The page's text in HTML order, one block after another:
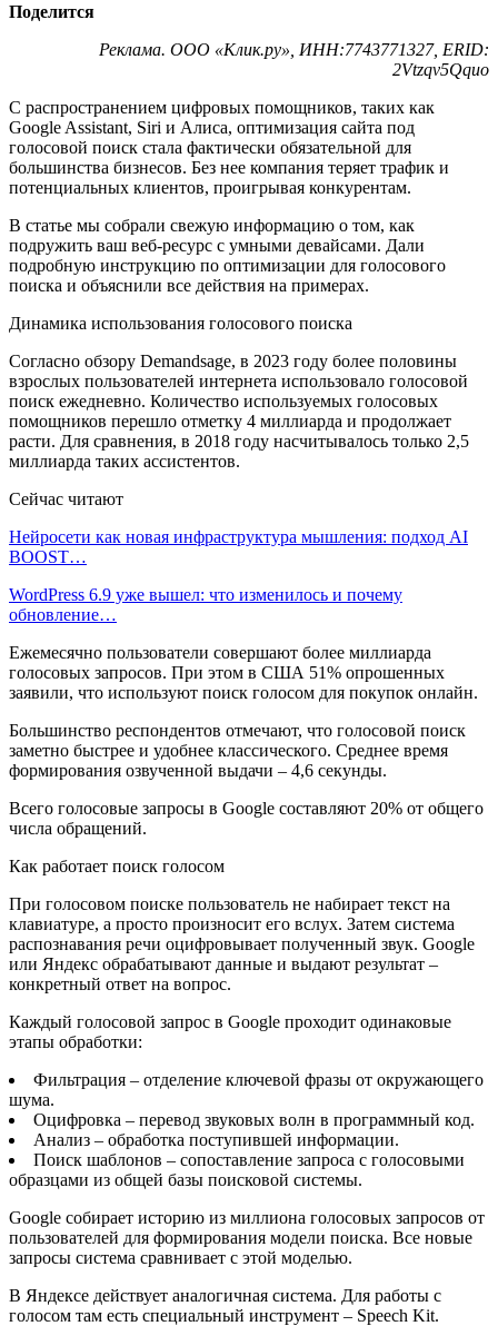
Поделится
Реклама. ООО «Клик.ру», ИНН:7743771327, ERID:
2Vtzqv5Qquo
С распространением цифровых помощников, таких как
Google Assistant, Siri и Алиса, оптимизация сайта под
голосовой поиск стала фактически обязательной для
большинства бизнесов. Без нее компания теряет трафик и
потенциальных клиентов, проигрывая конкурентам.
В статье мы собрали свежую информацию о том, как
подружить ваш веб-ресурс с умными девайсами. Дали
подробную инструкцию по оптимизации для голосового
поиска и объяснили все действия на примерах.
Динамика использования голосового поиска
Согласно обзору Demandsage, в 2023 году более половины
взрослых пользователей интернета использовало голосовой
поиск ежедневно. Количество используемых голосовых
помощников перешло отметку 4 миллиарда и продолжает
расти. Для сравнения, в 2018 году насчитывалось только 2,5
миллиарда таких ассистентов.
Сейчас читают
Нейросети как новая инфраструктура мышления: подход AI
BOOST…
WordPress 6.9 уже вышел: что изменилось и почему
обновление…
Ежемесячно пользователи совершают более миллиарда
голосовых запросов. При этом в США 51% опрошенных
заявили, что используют поиск голосом для покупок онлайн.
Большинство респондентов отмечают, что голосовой поиск
заметно быстрее и удобнее классического. Среднее время
формирования озвученной выдачи – 4,6 секунды.
Всего голосовые запросы в Google составляют 20% от общего
числа обращений.
Как работает поиск голосом
При голосовом поиске пользователь не набирает текст на
клавиатуре, а просто произносит его вслух. Затем система
распознавания речи оцифровывает полученный звук. Google
или Яндекс обрабатывают данные и выдают результат –
конкретный ответ на вопрос.
Каждый голосовой запрос в Google проходит одинаковые
этапы обработки:
Фильтрация – отделение ключевой фразы от окружающего
шума.
Оцифровка – перевод звуковых волн в программный код.
Анализ – обработка поступившей информации.
Поиск шаблонов – сопоставление запроса с голосовыми
образцами из общей базы поисковой системы.
Google собирает историю из миллиона голосовых запросов от
пользователей для формирования модели поиска. Все новые
запросы система сравнивает с этой моделью.
В Яндексе действует аналогичная система. Для работы с
голосом там есть специальный инструмент – Speech Kit.